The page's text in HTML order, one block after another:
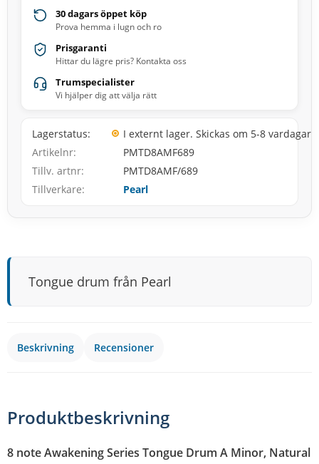
30 dagars öppet köp
Prova hemma i lugn och ro
Prisgaranti
Hittar du lägre pris? Kontakta oss
Trumspecialister
Vi hjälper dig att välja rätt
Lagerstatus
I externt lager. Skickas om 5-8 vardagar
Artikelnr
PMTD8AMF689
Tillv. artnr
PMTD8AMF/689
Tillverkare
Pearl
Tongue drum från Pearl
Beskrivning Recensioner
Produktbeskrivning
8 note Awakening Series Tongue Drum A Minor, Natural